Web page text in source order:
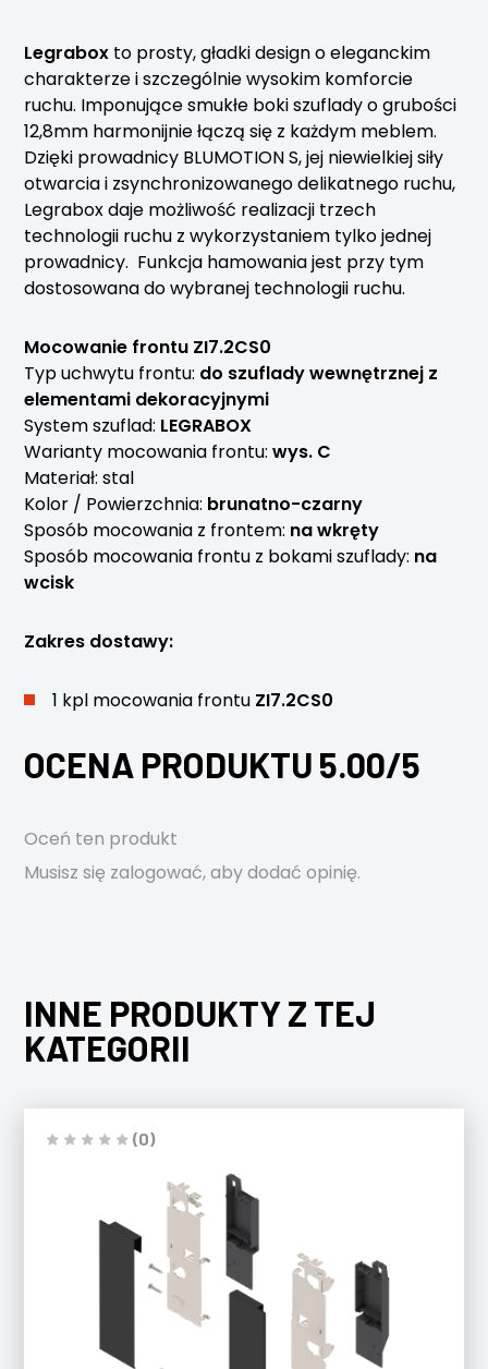
Legrabox to prosty, gładki design o eleganckim
charakterze i szczególnie wysokim komforcie
ruchu. Imponujące smukłe boki szuflady o grubości
12,8mm harmonijnie łączą się z każdym meblem.
Dzięki prowadnicy BLUMOTION S, jej niewielkiej siły
otwarcia i zsynchronizowanego delikatnego ruchu,
Legrabox daje możliwość realizacji trzech
technologii ruchu z wykorzystaniem tylko jednej
prowadnicy. Funkcja hamowania jest przy tym
dostosowana do wybranej technologii ruchu.
Mocowanie frontu ZI7.2CS0
Typ uchwytu frontu: do szuflady wewnętrznej z
elementami dekoracyjnymi
System szuflad: LEGRABOX
Warianty mocowania frontu:wys. C
Materiał: stal
Kolor / Powierzchnia: brunatno-czarny
Sposób mocowania z frontem: na wkręty
Sposób mocowania frontu z bokami szuflady: na
wcisk
Zakres dostawy:
1 kpl mocowania frontu ZI7.2CS0
OCENA PRODUKTU 5.00/5
Oceń ten produkt
Musisz się zalogować, aby dodać opinię.
INNE PRODUKTY Z TEJ
KATEGORII
(0)